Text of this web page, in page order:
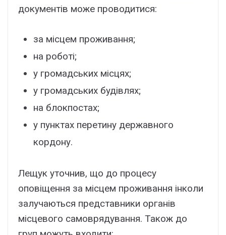
документів може проводитися:
за місцем проживання;
на роботі;
у громадських місцях;
у громадських будівлях;
на блокпостах;
у пунктах перетину державного
кордону.
Лещук уточнив, що до процесу
оповіщення за місцем проживання інколи
залучаються представники органів
місцевого самоврядування. Також до